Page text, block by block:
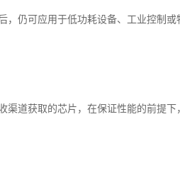
仍可应用于低功耗设备、工业控制或
道获取的芯片，在保证性能的前提下